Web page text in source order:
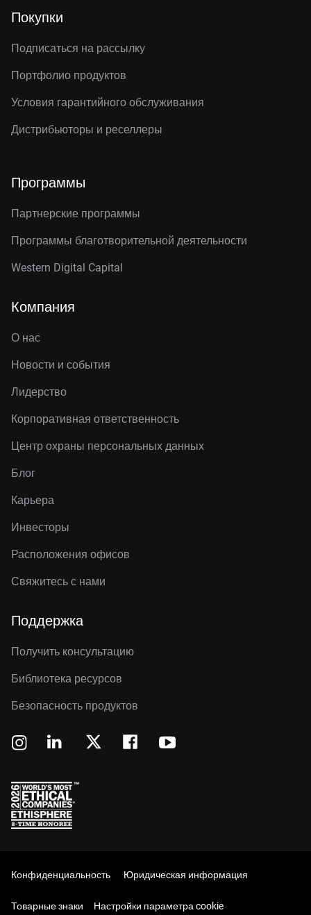
Покупки
Подписаться на рассылку
Портфолио продуктов
Условия гарантийного обслуживания
Дистрибьюторы и реселлеры
Программы
Партнерские программы
Программы благотворительной деятельности
Western Digital Capital
Компания
О нас
Новости и события
Лидерство
Корпоративная ответственность
Центр охраны персональных данных
Блог
Карьера
Инвесторы
Расположения офисов
Свяжитесь с нами
Поддержка
Получить консультацию
Библиотека ресурсов
Безопасность продуктов
Конфиденциальность Юридическая информация
Товарные знаки Настройки параметра cookie